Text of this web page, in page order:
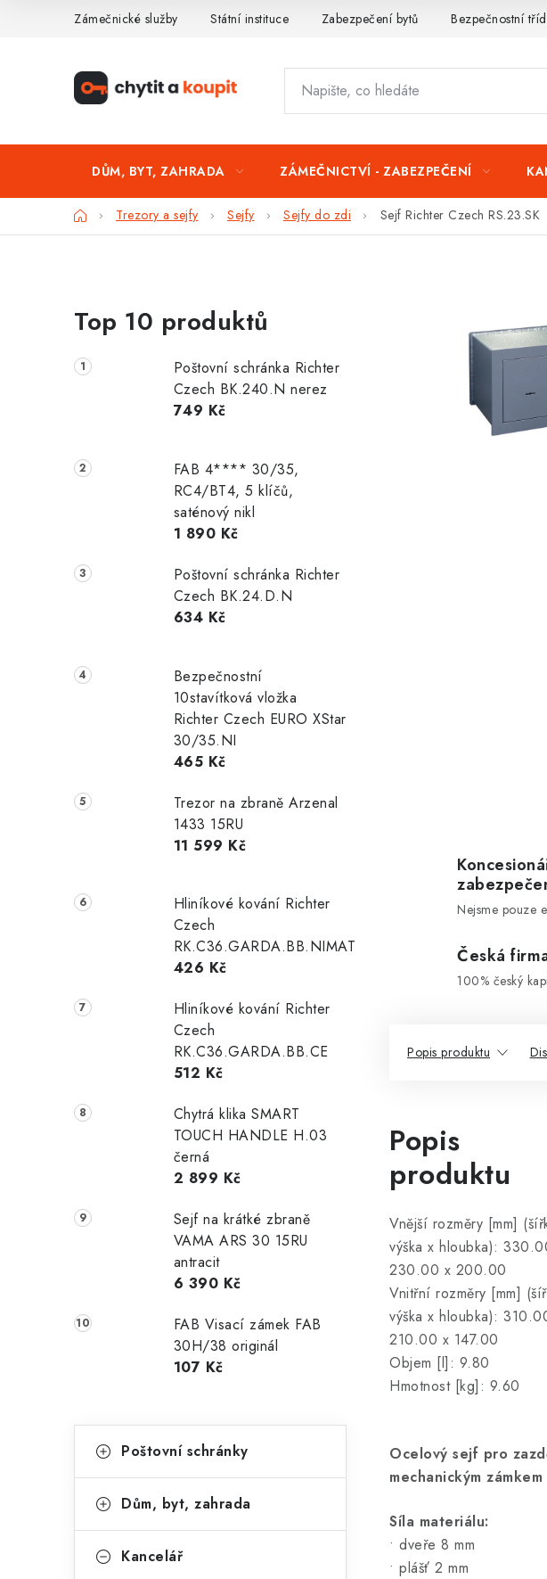
Zámečnické služby Státní instituce Zabezpečení bytů Bezpečnostní
DŮM, BYT, ZAHRADA ZÁMEČNICTVÍ - ZABEZPEČENÍ
DomůTrezory a sejfy Sejfy Sejfy do zdi Sejf Richter Czech RS.23.SK
o
s
a
í
n
Top 10 produktů
Poštovní schránka Richter
Czech BK.240.N nerez
749 Kč
FAB 4**** 30/35,
RC4/BT4, 5 klíčů,
saténový nikl
1 890 Kč
Poštovní schránka Richter
Czech BK.24.D.N
634 Kč
Bezpečnostní
10stavítková vložka
Richter Czech EURO XStar
30/35.NI
465 Kč
Trezor na zbraně Arzenal
1433 15RU
11 599 Kč
Hliníkové kování Richter
Czech
RK.C36.GARDA.BB.NIMAT
426 Kč
Hliníkové kování Richter
Czech
RK.C36.GARDA.BB.CE
512 Kč
Chytrá klika SMART
TOUCH HANDLE H.03
černá
2 899 Kč
Sejf na krátké zbraně
VAMA ARS 30 15RU
antracit
6 390 Kč
FAB Visací zámek FAB
30H/38 originál
107 Kč
kategorie
a
e
Poštovní schránky
Dům, byt, zahrada
Kancelář
Nejsme pouze
Česká
100% český
Popis produktu
Popis
produktu
Vnější rozměry [mm]
výška x hloubka):
230.00 x 200.00
Vnitřní rozměry [mm]
výška x hloubka):
210.00 x 147.00
Objem [l]: 9.80
Hmotnost [kg]: 9.60
Ocelový sejf pro
mechanickým zámkem
Síla materiálu:
• dveře 8 mm
• plášť 2 mm